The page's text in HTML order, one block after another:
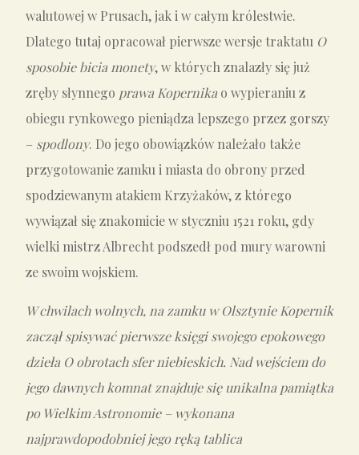
walutowej w Prusach, jak i w całym królestwie.
Dlatego tutaj opracował pierwsze wersje traktatu O
sposobie bicia monety, w których znalazły się już
zręby słynnego prawa Kopernika o wypieraniu z
obiegu rynkowego pieniądza lepszego przez gorszy
– spodlony. Do jego obowiązków należało także
przygotowanie zamku i miasta do obrony przed
spodziewanym atakiem Krzyżaków, z którego
wywiązał się znakomicie w styczniu 1521 roku, gdy
wielki mistrz Albrecht podszedł pod mury warowni
ze swoim wojskiem.
W chwilach wolnych, na zamku w Olsztynie Kopernik
zaczął spisywać pierwsze księgi swojego epokowego
dzieła O obrotach sfer niebieskich. Nad wejściem do
jego dawnych komnat znajduje się unikalna pamiątka
po Wielkim Astronomie – wykonana
najprawdopodobniej jego ręką tablica